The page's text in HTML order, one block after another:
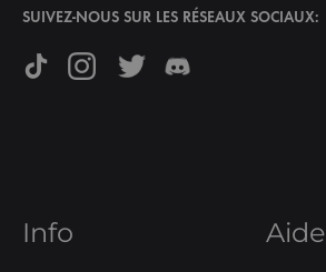
SUIVEZ-NOUS SUR LES RÉSEAUX SOCIAUX:
Info Aide